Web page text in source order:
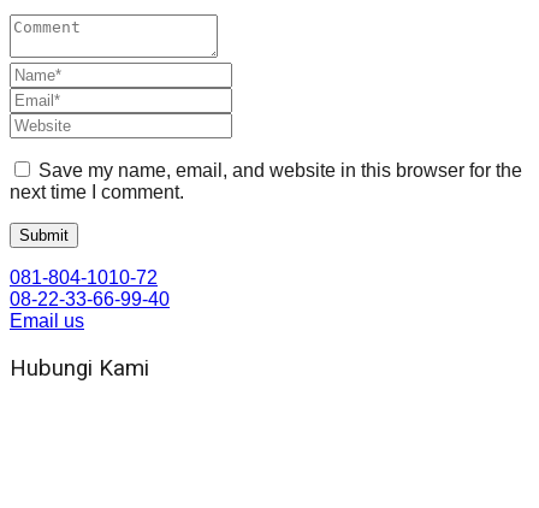
Save my name, email, and website in this browser for the
next time I comment.
081-804-1010-72
08-22-33-66-99-40
Email us
Hubungi Kami